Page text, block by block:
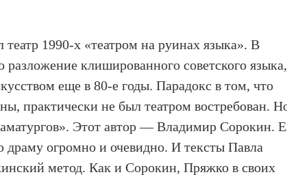
1990-х «театром на руинах языка». В
разложение клишированного советского языка,
еще в 80-е годы. Парадокс в том, что
практически не был театром востребован.
Этот автор — Владимир Сорокин.
огромно и очевидно. И тексты Павла
метод. Как и Сорокин, Пряжко в своих